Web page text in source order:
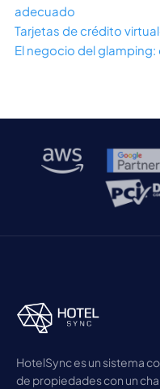
adecuado
Tarjetas de crédito
El negocio del
HotelSync es un sistema
de propiedades con un